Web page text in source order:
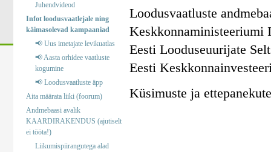
Juhendvideod
Infot loodusvaatlejale ning
käimasolevad kampaaniad
📢 Uus imetajate levikuatlas
📢 Aasta orhidee vaatluste
kogumine
📢 Loodusvaatluste äpp
Aita määrata liiki (foorum)
Andmebaasi avalik
KAARDIRAKENDUS (ajutiselt
ei tööta!)
Liikumispiirangutega alad
Loodusvaatluste
Keskkonnaministeeriumi
Eesti Looduseuurijate
Eesti
Küsimuste ja